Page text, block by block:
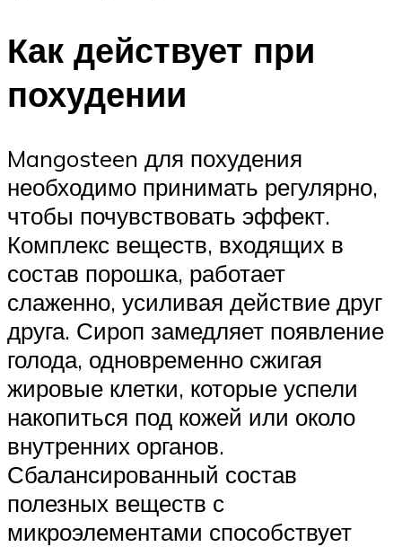
Как действует при
похудении
Mangosteen для похудения
необходимо принимать регулярно,
чтобы почувствовать эффект.
Комплекс веществ, входящих в
состав порошка, работает
слаженно, усиливая действие друг
друга. Сироп замедляет появление
голода, одновременно сжигая
жировые клетки, которые успели
накопиться под кожей или около
внутренних органов.
Сбалансированный состав
полезных веществ с
микроэлементами способствует